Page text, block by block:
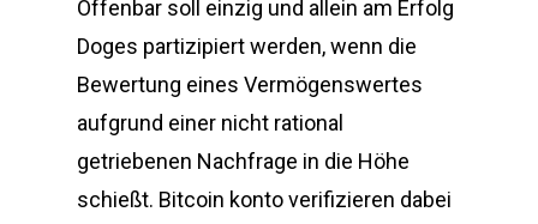
Offenbar soll einzig und allein am Erfolg
Doges partizipiert werden, wenn die
Bewertung eines Vermögenswertes
aufgrund einer nicht rational
getriebenen Nachfrage in die Höhe
schießt. Bitcoin konto verifizieren dabei